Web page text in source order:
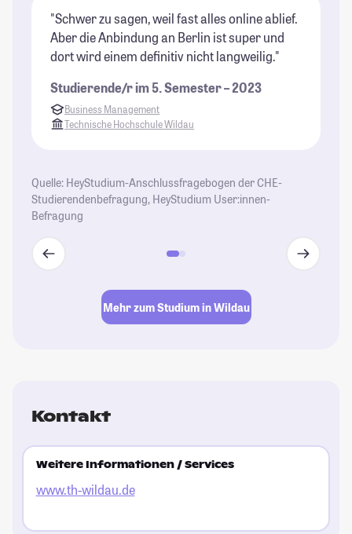
"Schwer zu sagen, weil fast alles online ablief.
Aber die Anbindung an Berlin ist super und
dort wird einem definitiv nicht langweilig."
Studierende/r im 5. Semester – 2023
Business Management
Technische Hochschule Wildau
Quelle: HeyStudium-Anschlussfragebogen der CHE-
Studierendenbefragung, HeyStudium User:innen-
Befragung
Mehr zum Studium in Wildau
Kontakt
Weitere Informationen / Services
www.th-wildau.de